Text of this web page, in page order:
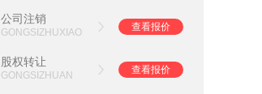
公司注销
GONGSIZHUXIAO
查看报价
股权转让
GONGSIZHUAN
查看报价